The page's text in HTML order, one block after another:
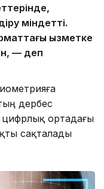
міндетті.
қызметке
— деп
дербес
цифрлық ортадағы
сақталады